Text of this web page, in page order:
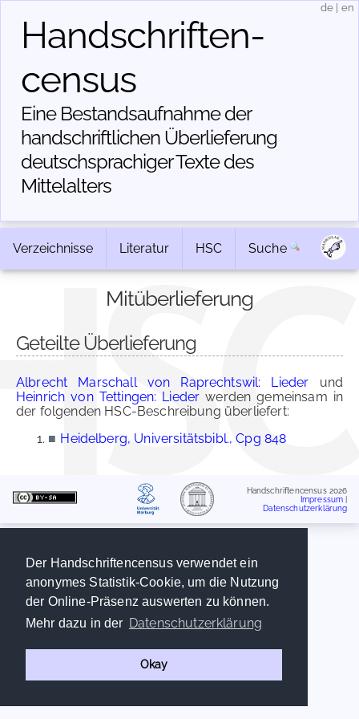
Der Handschriftencensus verwendet ein
anonymes Statistik-Cookie, um die Nutzung
der Online-Präsenz auswerten zu können.
Mehr dazu in der Datenschutzerklärung
Okay
Handschriften­
census
Eine Bestandsaufnahme der
handschriftlichen Über­lieferung
deutschsprachiger Texte des
Mittelalters
de en
Verzeichnisse Literatur HSC Suche
Mitüberlieferung
Geteilte Überlieferung
Albrecht Marschall von Raprechtswil: Lieder und
Heinrich von Tettingen: Lieder werden gemeinsam in
der folgenden HSC-Beschreibung überliefert:
■ Heidelberg, Universitätsbibl., Cpg 848
Handschriftencensus 2026
Impressum
Datenschutzerklärung